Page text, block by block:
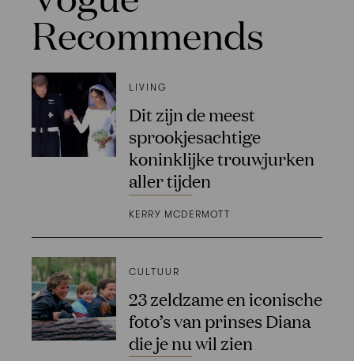
Recommends
LIVING
Dit zijn de meest
sprookjesachtige
koninklijke trouwjurken
aller tijden
KERRY MCDERMOTT
CULTUUR
23 zeldzame en iconische
foto’s van prinses Diana
die je nu wil zien